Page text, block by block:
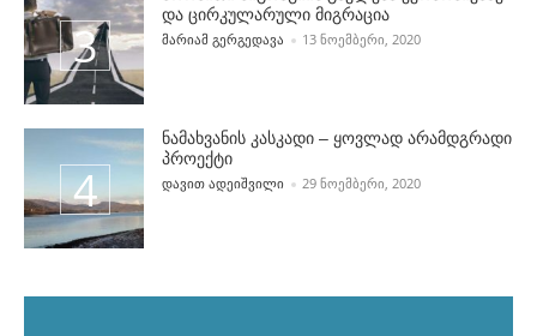
და ცირკულარული მიგრაცია
POSTED BY
ᲛᲐᲠᲘᲐᲛ ᲒᲔᲠᲒᲔᲓᲐᲕᲐ 13 ᲜᲝᲔᲛᲑᲔᲠᲘ, 2020
ნამახვანის კასკადი – ყოვლად არამდგრადი
პროექტი
POSTED BY
ᲓᲐᲕᲘᲗ ᲐᲓᲔᲘᲨᲕᲘᲚᲘ 29 ᲜᲝᲔᲛᲑᲔᲠᲘ, 2020